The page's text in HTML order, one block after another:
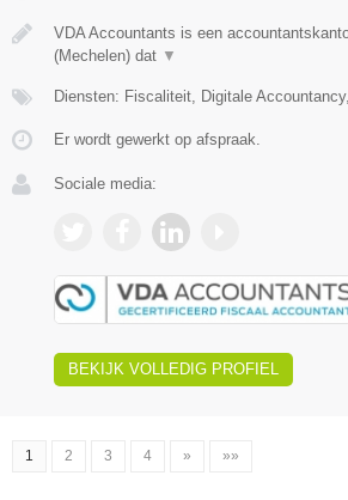
VDA Accountants is een
(Mechelen) dat ▼
Diensten: Fiscaliteit, Digitale
Er wordt gewerkt op afspraak.
Sociale media:
BEKIJK VOLLEDIG PROFIEL
1 2 3 4 » »»